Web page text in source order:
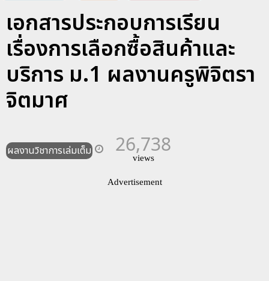
เอกสารประกอบการเรียน
เรื่องการเลือกซื้อสินค้าและ
บริการ ม.1 ผลงานครูพิจิตรา
จิตมาศ
ผลงานวิชาการเล่มเต็ม 26,738
views
Advertisement